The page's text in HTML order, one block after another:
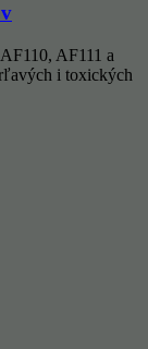
AF111 a
i toxických